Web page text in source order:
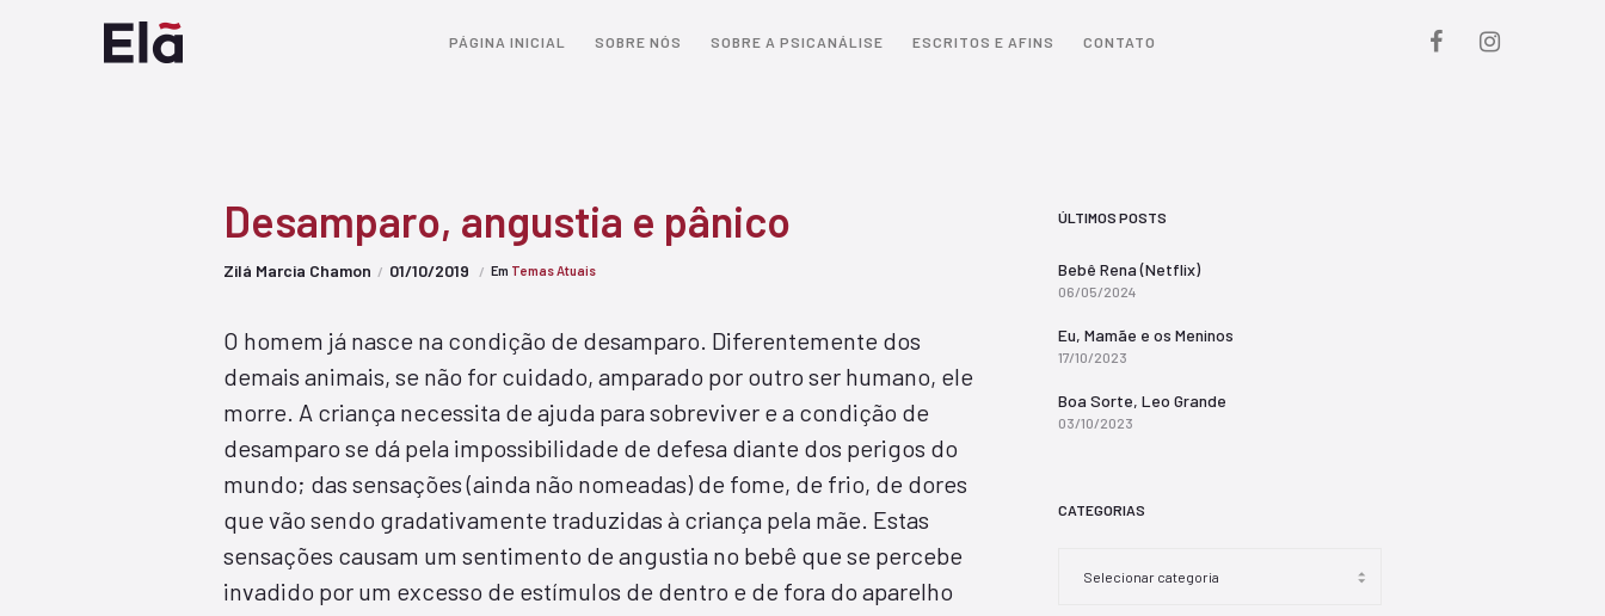
PÁGINA INICIAL SOBRE NÓS SOBRE A PSICANÁLISE ESCRITOS E AFINS CONTATO
Desamparo, angustia e pânico
Zilá Marcia Chamon 01/10/2019 Em Temas Atuais
O homem já nasce na condição de desamparo. Diferentemente dos
demais animais, se não for cuidado, amparado por outro ser humano, ele
morre. A criança necessita de ajuda para sobreviver e a condição de
desamparo se dá pela impossibilidade de defesa diante dos perigos do
mundo; das sensações (ainda não nomeadas) de fome, de frio, de dores
que vão sendo gradativamente traduzidas à criança pela mãe. Estas
sensações causam um sentimento de angustia no bebê que se percebe
invadido por um excesso de estímulos de dentro e de fora do aparelho
ÚLTIMOS POSTS
Bebê Rena (Netflix)
06/05/2024
Eu, Mamãe e os Meninos
17/10/2023
Boa Sorte, Leo Grande
03/10/2023
CATEGORIAS